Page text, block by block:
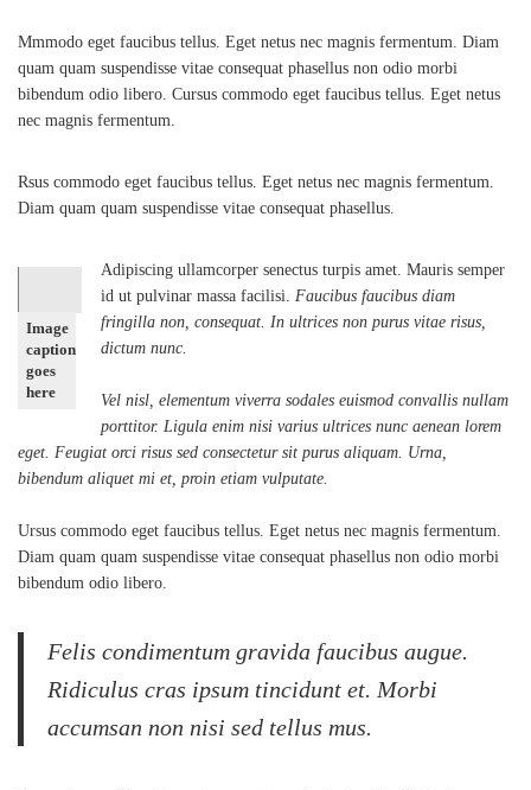
Mmmodo eget faucibus tellus. Eget netus nec magnis fermentum. Diam
quam quam suspendisse vitae consequat phasellus non odio morbi
bibendum odio libero. Cursus commodo eget faucibus tellus. Eget netus
nec magnis fermentum.
Rsus commodo eget faucibus tellus. Eget netus nec magnis fermentum.
Diam quam quam suspendisse vitae consequat phasellus.
Image
caption
goes
here
Adipiscing ullamcorper senectus turpis amet. Mauris semper
id ut pulvinar massa facilisi. Faucibus faucibus diam
fringilla non, consequat. In ultrices non purus vitae risus,
dictum nunc.
Vel nisl, elementum viverra sodales euismod convallis nullam
porttitor. Ligula enim nisi varius ultrices nunc aenean lorem
eget. Feugiat orci risus sed consectetur sit purus aliquam. Urna,
bibendum aliquet mi et, proin etiam vulputate.
Ursus commodo eget faucibus tellus. Eget netus nec magnis fermentum.
Diam quam quam suspendisse vitae consequat phasellus non odio morbi
bibendum odio libero.
Felis condimentum gravida faucibus augue.
Ridiculus cras ipsum tincidunt et. Morbi
accumsan non nisi sed tellus mus.